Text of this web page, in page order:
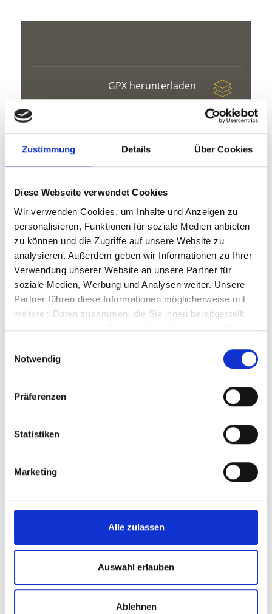
Zustimmung Details Über Cookies
Diese Webseite verwendet Cookies
Wir verwenden Cookies, um Inhalte und Anzeigen zu
personalisieren, Funktionen für soziale Medien anbieten
zu können und die Zugriffe auf unsere Website zu
analysieren. Außerdem geben wir Informationen zu Ihrer
Verwendung unserer Website an unsere Partner für
soziale Medien, Werbung und Analysen weiter. Unsere
Partner führen diese Informationen möglicherweise mit
weiteren Daten zusammen, die Sie ihnen bereitgestellt
haben oder die sie im Rahmen Ihrer Nutzung der Dienste
Notwendig
Präferenzen
Statistiken
Marketing
Alle zulassen
Auswahl erlauben
Ablehnen
GPX herunterladen
V
Kälberalm
Sulden
39029 Sulden
Karte & Höhenprofil
Impressionen